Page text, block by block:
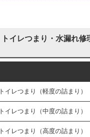
トイレつまり・水漏れ
トイレつまり（軽度の詰まり）
トイレつまり（中度の詰まり）
トイレつまり（高度の詰まり）